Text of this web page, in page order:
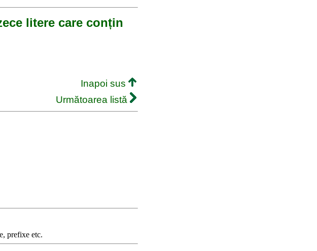
litere care conțin
Inapoi sus
Următoarea listă
prefixe etc.